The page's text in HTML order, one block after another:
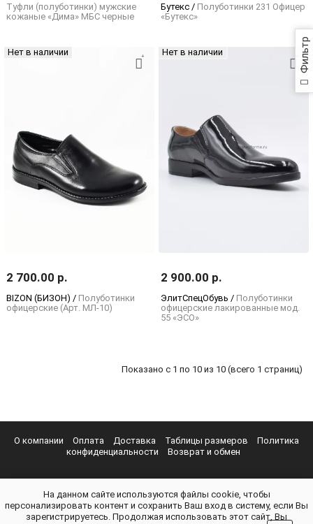
Фильтр
Туфли (полуботинки) мужские
кожаные «Дима» МБС черные
Бутекс / Полуботинки 231 Офицер
«Бутекс»
Нет в наличии
BIZON (БИЗОН) / Полуботинки
офицерские (Арт. МЛ-10)
2 700.00 р.
Нет в наличии
ЭлитСпецОбувь / Полуботинки
офицерские лакированные мод.
55 «ЭСО»
2 900.00 р.
Показано с 1 по 10 из 10 (всего 1 страниц)
О компании Оплата Доставка Таблицы размеров
Политика
конфиденциальности
Возврат и обмен
На данном сайте используются файлы cookie, чтобы
персонализировать контент и сохранить Ваш вход в систему, если Вы
зарегистрируетесь. Продолжая использовать этот сайт, Вы